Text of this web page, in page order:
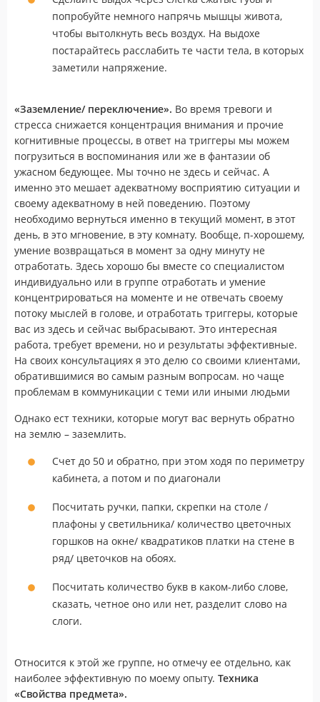
попробуйте немного напрячь мышцы живота,
чтобы вытолкнуть весь воздух. На выдохе
постарайтесь расслабить те части тела, в которых
заметили напряжение.
«Заземление/ переключение». Во время тревоги и
стресса снижается концентрация внимания и прочие
когнитивные процессы, в ответ на триггеры мы можем
погрузиться в воспоминания или же в фантазии об
ужасном бедующее. Мы точно не здесь и сейчас. А
именно это мешает адекватному восприятию ситуации и
своему адекватному в ней поведению. Поэтому
необходимо вернуться именно в текущий момент, в этот
день, в это мгновение, в эту комнату. Вообще, п-хорошему,
умение возвращаться в момент за одну минуту не
отработать. Здесь хорошо бы вместе со специалистом
индивидуально или в группе отработать и умение
концентрироваться на моменте и не отвечать своему
потоку мыслей в голове, и отработать триггеры, которые
вас из здесь и сейчас выбрасывают. Это интересная
работа, требует времени, но и результаты эффективные.
На своих консультациях я это делю со своими клиентами,
обратившимися во самым разным вопросам. но чаще
проблемам в коммуникации с теми или иными людьми
Однако ест техники, которые могут вас вернуть обратно
на землю – заземлить.
Счет до 50 и обратно, при этом ходя по периметру
кабинета, а потом и по диагонали
Посчитать ручки, папки, скрепки на столе /
плафоны у светильника/ количество цветочных
горшков на окне/ квадратиков платки на стене в
ряд/ цветочков на обоях.
Посчитать количество букв в каком-либо слове,
сказать, четное оно или нет, разделит слово на
слоги.
Относится к этой же группе, но отмечу ее отдельно, как
наиболее эффективную по моему опыту. Техника
«Свойства предмета».